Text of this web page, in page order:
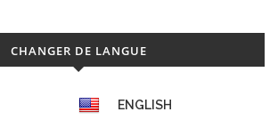
CHANGER DE LANGUE
ENGLISH